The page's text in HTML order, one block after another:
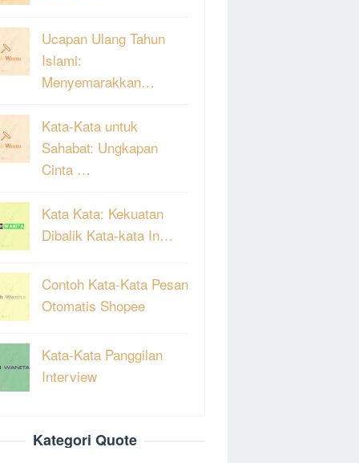
Ucapan Ulang Tahun
Islami:
Menyemarakkan…
Kata-Kata untuk
Sahabat: Ungkapan
Cinta …
Kata Kata: Kekuatan
Dibalik Kata-kata In…
Contoh Kata-Kata Pesan
Otomatis Shopee
Kata-Kata Panggilan
Interview
Kategori Quote